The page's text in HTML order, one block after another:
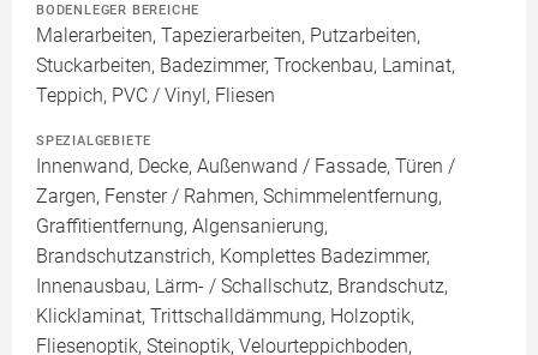
BODENLEGER BEREICHE
Malerarbeiten, Tapezierarbeiten, Putzarbeiten,
Stuckarbeiten, Badezimmer, Trockenbau, Laminat,
Teppich, PVC / Vinyl, Fliesen
SPEZIALGEBIETE
Innenwand, Decke, Außenwand / Fassade, Türen /
Zargen, Fenster / Rahmen, Schimmelentfernung,
Graffitientfernung, Algensanierung,
Brandschutzanstrich, Komplettes Badezimmer,
Innenausbau, Lärm- / Schallschutz, Brandschutz,
Klicklaminat, Trittschalldämmung, Holzoptik,
Fliesenoptik, Steinoptik, Velourteppichboden,